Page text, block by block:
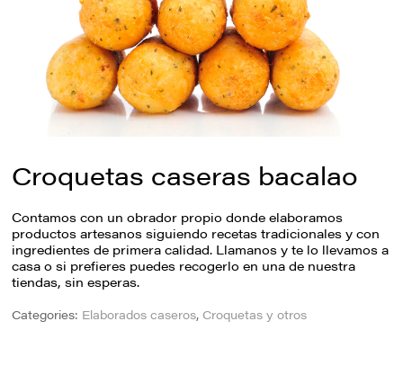
Croquetas caseras bacalao
Contamos con un obrador propio donde elaboramos
productos artesanos siguiendo recetas tradicionales y con
ingredientes de primera calidad. Llamanos y te lo llevamos a
casa o si prefieres puedes recogerlo en una de nuestra
tiendas, sin esperas.
Categories: Elaborados caseros,Croquetas y otros